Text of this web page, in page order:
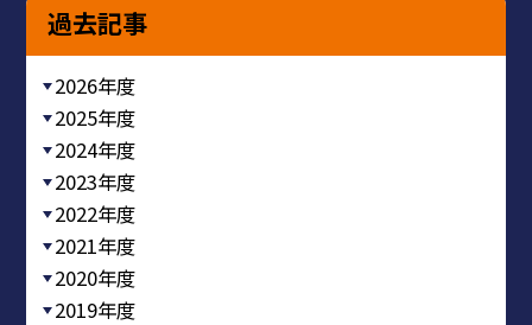
過去記事
2026年度
2025年度
2024年度
2023年度
2022年度
2021年度
2020年度
2019年度